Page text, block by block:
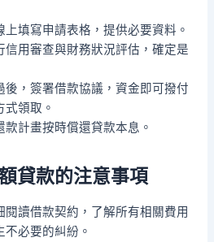
填寫申請表格，提供必要資料。
信用審查與財務狀況評估，確定是
後，簽署借款協議，資金即可撥付
領取。
計畫按時償還貸款本息。
貸款的注意事項
閱讀借款契約，了解所有相關費用
必要的糾紛。